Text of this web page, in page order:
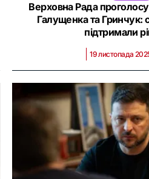
Верховна Рада
Галущенка та Гринчук:
підтримали
19 листопада